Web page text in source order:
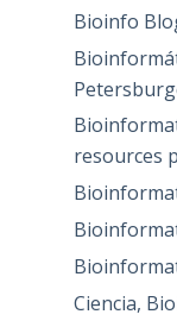
Bioinfo
resources
Ciencia,